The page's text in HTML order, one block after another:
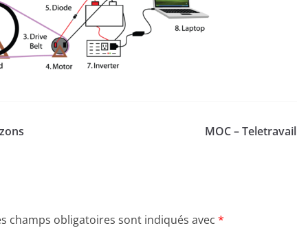
MOC – Teletravail
champs obligatoires sont indiqués avec *